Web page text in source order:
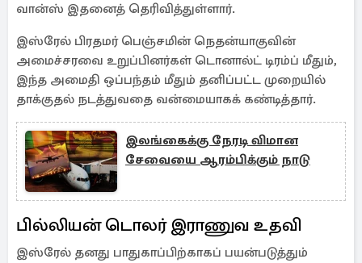
வான்ஸ் இதனைத் தெரிவித்துள்ளார்.
இஸ்ரேல் பிரதமர் பெஞ்சமின் நெதன்யாகுவின்
அமைச்சரவை உறுப்பினர்கள் டொனால்ட் டிரம்ப் மீதும்,
இந்த அமைதி ஒப்பந்தம் மீதும் தனிப்பட்ட முறையில்
தாக்குதல் நடத்துவதை வன்மையாகக் கண்டித்தார்.
இலங்கைக்கு நேரடி விமான
சேவையை ஆரம்பிக்கும் நாடு
பில்லியன் டொலர் இராணுவ உதவி
இஸ்ரேல் தனது பாதுகாப்பிற்காகப் பயன்படுத்தும்